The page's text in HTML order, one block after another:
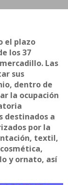
el plazo
los 37
Las
sus
dentro de
la ocupación
destinados a
por la
textil,
y ornato, así